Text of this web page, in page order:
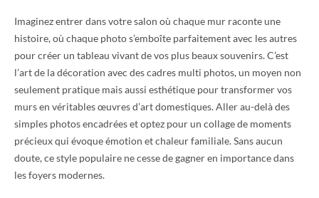
Imaginez entrer dans votre salon où chaque mur raconte une
histoire, où chaque photo s’emboîte parfaitement avec les autres
pour créer un tableau vivant de vos plus beaux souvenirs. C’est
l’art de la décoration avec des cadres multi photos, un moyen non
seulement pratique mais aussi esthétique pour transformer vos
murs en véritables œuvres d’art domestiques. Aller au-delà des
simples photos encadrées et optez pour un collage de moments
précieux qui évoque émotion et chaleur familiale. Sans aucun
doute, ce style populaire ne cesse de gagner en importance dans
les foyers modernes.